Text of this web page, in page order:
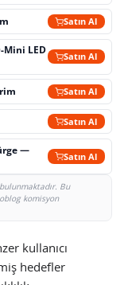
Satın Al
Mini LED
Satın Al
Satın Al
Satın Al
—
Satın Al
Bu
komisyon
kullanıcı
hedefler